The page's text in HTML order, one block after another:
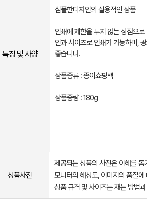
특징 및 사양
심플한디자인의 실용적인 상품
인쇄에 제한을 두지 않는 장점으로
인과 사이즈로 인쇄가 가능하며,
좋습니다.
상품종류 : 종이쇼핑백
상품중량 : 180g
상품사진
제공되는 상품의 사진은 이해를
모니터의 해상도, 이미지의 품질
상품 규격 및 사이즈는 재는 방법